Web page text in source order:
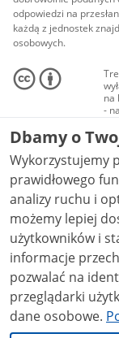
odpowiedzi na
każdą z jednostek
osobowych.
na
-
Dbamy o
Wykorzystujemy
prawidłowego
analizy ruchu i
możemy lepiej
użytkowników i stale
informacje
pozwalać na
przeglądarki
dane osobowe.